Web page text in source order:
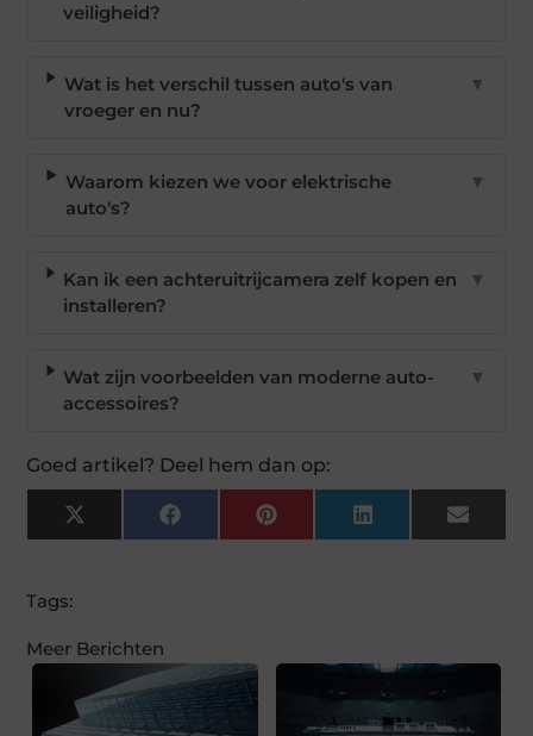
veiligheid?
Wat is het verschil tussen auto's van
vroeger en nu?
▼
Waarom kiezen we voor elektrische
auto's?
▼
Kan ik een achteruitrijcamera zelf kopen en
installeren?
▼
Wat zijn voorbeelden van moderne auto-
accessoires?
▼
Goed artikel? Deel hem dan op:
X
(Twitter)
FacebookPinterest LinkedIn Email
Tags:
Meer Berichten